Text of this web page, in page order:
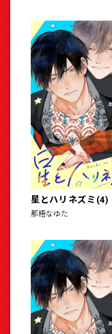
星とハリネズミ(4)
那梧なゆた